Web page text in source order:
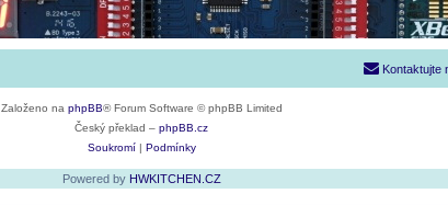
Kontaktujte
Založeno na phpBB® Forum Software © phpBB Limited
Český překlad – phpBB.cz
Soukromí| Podmínky
Powered by HWKITCHEN.CZ